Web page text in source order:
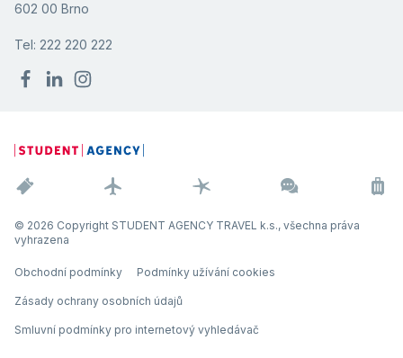
602 00 Brno
Tel: 222 220 222
© 2026 Copyright STUDENT AGENCY TRAVEL k.s., všechna práva
vyhrazena
Obchodní podmínky Podmínky užívání cookies
Zásady ochrany osobních údajů
Smluvní podmínky pro internetový vyhledávač